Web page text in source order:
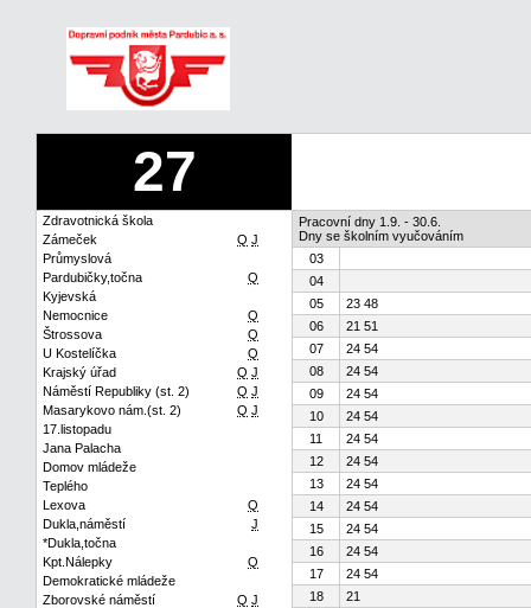
27
Zdravotnická škola
Zámeček
Q J
Průmyslová
Pardubičky,točna
Q
Kyjevská
Nemocnice
Q
Štrossova
Q
U Kostelíčka
Q
Krajský úřad
Q J
Náměstí Republiky (st. 2)
Q J
Masarykovo nám.(st. 2)
Q J
17.listopadu
Jana Palacha
Domov mládeže
Teplého
Lexova
Q
Dukla,náměstí
J
*Dukla,točna
Kpt.Nálepky
Q
Demokratické mládeže
Zborovské náměstí
Q J
Pracovní dny 1.9. - 30.6.
Dny se školním vyučováním
03
04
05
23 48
06
21 51
07
24 54
08
24 54
09
24 54
10
24 54
11
24 54
12
24 54
13
24 54
14
24 54
15
24 54
16
24 54
17
24 54
18
21